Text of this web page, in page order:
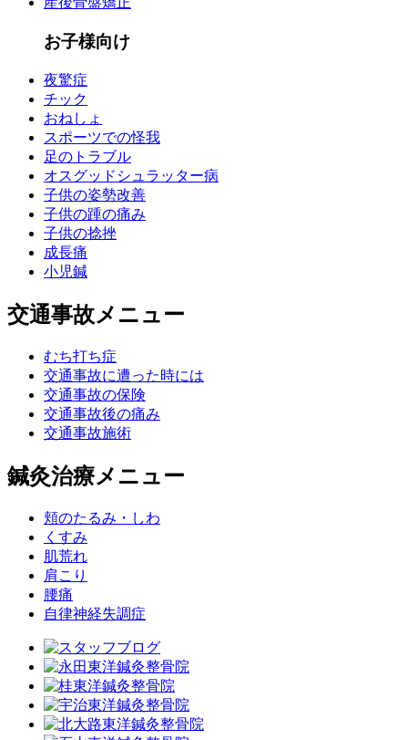
お子様向け
夜驚症
チック
おねしょ
スポーツでの怪我
足のトラブル
オスグッドシュラッター病
子供の姿勢改善
子供の踵の痛み
子供の捻挫
成長痛
小児鍼
交通事故メニュー
むち打ち症
交通事故に遭った時には
交通事故の保険
交通事故後の痛み
交通事故施術
鍼灸治療メニュー
頬のたるみ・しわ
くすみ
肌荒れ
肩こり
腰痛
自律神経失調症